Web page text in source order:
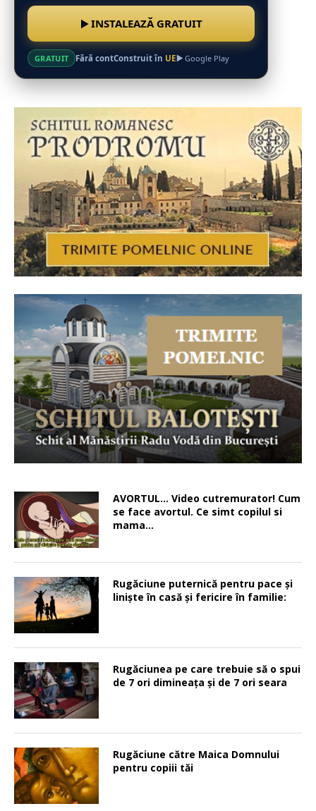
INSTALEAZĂ GRATUIT
GRATUIT Fără contConstruit în UE Google Play
AVORTUL… Video cutremurator! Cum
se face avortul. Ce simt copilul si
mama…
Rugăciune puternică pentru pace şi
linişte în casă şi fericire în familie:
Rugăciunea pe care trebuie să o spui
de 7 ori dimineața și de 7 ori seara
Rugăciune către Maica Domnului
pentru copiii tăi